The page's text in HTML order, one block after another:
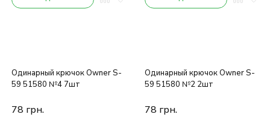
Одинарный крючок Owner S-
59 51580 №4 7шт
78 грн.
Одинарный крючок Owner S-
59 51580 №2 2шт
78 грн.